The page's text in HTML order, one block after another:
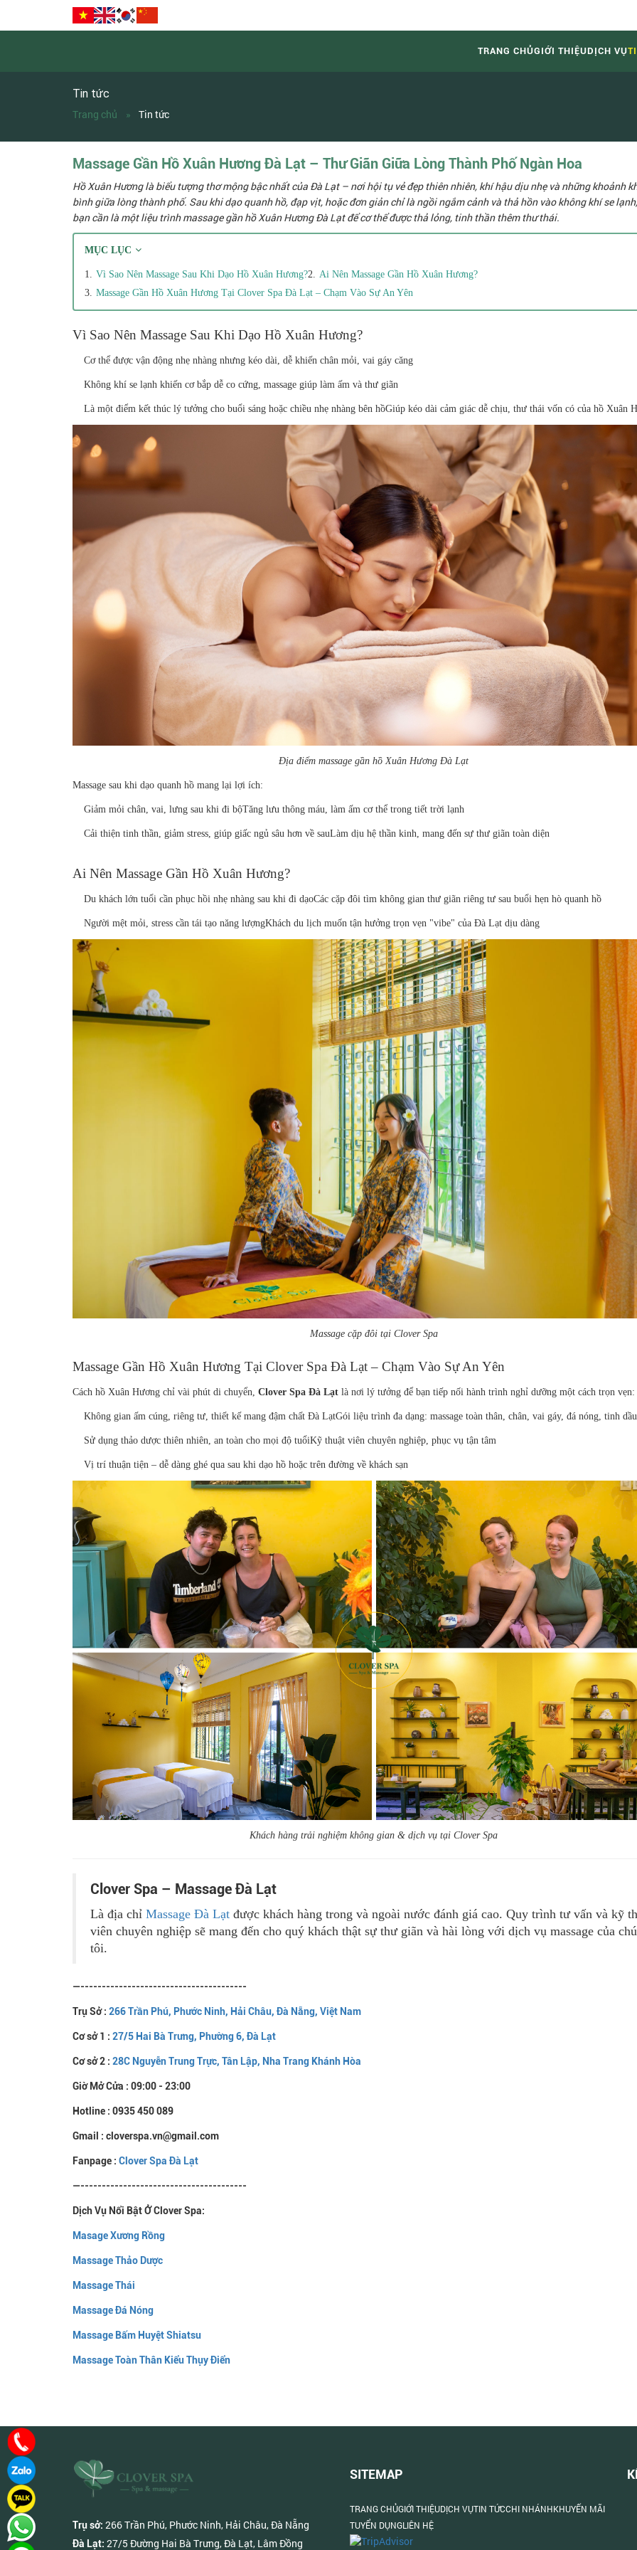
TRANG CHỦGIỚI THIỆUDỊCH VỤ
Tin tức
Trang chủ
Tin tức
Massage Gần Hồ Xuân Hương Đà Lạt – Thư Giãn Giữa Lòng Thành Phố Ngàn Hoa
Hồ Xuân Hương là biểu tượng thơ mộng bậc nhất của Đà Lạt – nơi hội tụ vẻ đẹp thiên nhiên, khí hậu dịu nhẹ và những khoảnh
bình giữa lòng thành phố. Sau khi dạo quanh hồ, đạp vịt, hoặc đơn giản chỉ là ngồi ngắm cảnh và thả hồn vào không khí se
bạn cần là một liệu trình massage gần hồ Xuân Hương Đà Lạt để cơ thể được thả lỏng, tinh thần thêm thư thái.
MỤC LỤC
Vì Sao Nên Massage Sau Khi Dạo Hồ Xuân Hương?
Ai Nên Massage Gần Hồ Xuân Hương?
Massage Gần Hồ Xuân Hương Tại Clover Spa Đà Lạt – Chạm Vào Sự An Yên
Vì Sao Nên Massage Sau Khi Dạo Hồ Xuân Hương?
Cơ thể được vận động nhẹ nhàng nhưng kéo dài, dễ khiến chân mỏi, vai gáy căng
Không khí se lạnh khiến cơ bắp dễ co cứng, massage giúp làm ấm và thư giãn
Là một điểm kết thúc lý tưởng cho buổi sáng hoặc chiều nhẹ nhàng bên hồGiúp kéo dài cảm giác dễ chịu, thư thái vốn có của hồ Xuân
Địa điểm massage gần hồ Xuân Hương Đà Lạt
Massage sau khi dạo quanh hồ mang lại lợi ích:
Giảm mỏi chân, vai, lưng sau khi đi bộTăng lưu thông máu, làm ấm cơ thể trong tiết trời lạnh
Cải thiện tinh thần, giảm stress, giúp giấc ngủ sâu hơn về sauLàm dịu hệ thần kinh, mang đến sự thư giãn toàn diện
Ai Nên Massage Gần Hồ Xuân Hương?
Du khách lớn tuổi cần phục hồi nhẹ nhàng sau khi đi dạoCác cặp đôi tìm không gian thư giãn riêng tư sau buổi hẹn hò quanh hồ
Người mệt mỏi, stress cần tái tạo năng lượngKhách du lịch muốn tận hưởng trọn vẹn "vibe" của Đà Lạt dịu dàng
Massage cặp đôi tại Clover Spa
Massage Gần Hồ Xuân Hương Tại Clover Spa Đà Lạt – Chạm Vào Sự An Yên
Cách hồ Xuân Hương chỉ vài phút di chuyển, Clover Spa Đà Lạt là nơi lý tưởng để bạn tiếp nối hành trình nghỉ dưỡng một cách trọn vẹn:
Không gian ấm cúng, riêng tư, thiết kế mang đậm chất Đà LạtGói liệu trình đa dạng: massage toàn thân, chân, vai gáy, đá nóng, tinh
Sử dụng thảo dược thiên nhiên, an toàn cho mọi độ tuổiKỹ thuật viên chuyên nghiệp, phục vụ tận tâm
Vị trí thuận tiện – dễ dàng ghé qua sau khi dạo hồ hoặc trên đường về khách sạn
Khách hàng trải nghiệm không gian & dịch vụ tại Clover Spa
Clover Spa – Massage Đà Lạt
Là địa chỉ Massage Đà Lạt được khách hàng trong và ngoài nước đánh giá cao. Quy trình tư vấn và kỹ
viên chuyên nghiệp sẽ mang đến cho quý khách thật sự thư giãn và hài lòng với dịch vụ massage của
tôi.
—---------------------------------------
Trụ Sở : 266 Trần Phú, Phước Ninh, Hải Châu, Đà Nẵng, Việt Nam
Cơ sở 1 : 27/5 Hai Bà Trưng, Phường 6, Đà Lạt
Cơ sở 2 : 28C Nguyễn Trung Trực, Tân Lập, Nha Trang Khánh Hòa
Giờ Mở Cửa : 09:00 - 23:00
Hotline : 0935 450 089
Gmail : cloverspa.vn@gmail.com
Fanpage : Clover Spa Đà Lạt
—---------------------------------------
Dịch Vụ Nổi Bật Ở Clover Spa:
Masage Xương Rồng
Massage Thảo Dược
Massage Thái
Massage Đá Nóng
Massage Bấm Huyệt Shiatsu
Massage Toàn Thân Kiểu Thụy Điển
Trụ sở: 266 Trần Phú, Phước Ninh, Hải Châu, Đà Nẵng
Đà Lạt: 27/5 Đường Hai Bà Trưng, Đà Lạt, Lâm Đồng
SITEMAP
TRANG CHỦGIỚI THIỆUDỊCH VỤTIN TỨCCHI NHÁNHKHUYẾN MÃI
TUYỂN DỤNGLIÊN HỆ